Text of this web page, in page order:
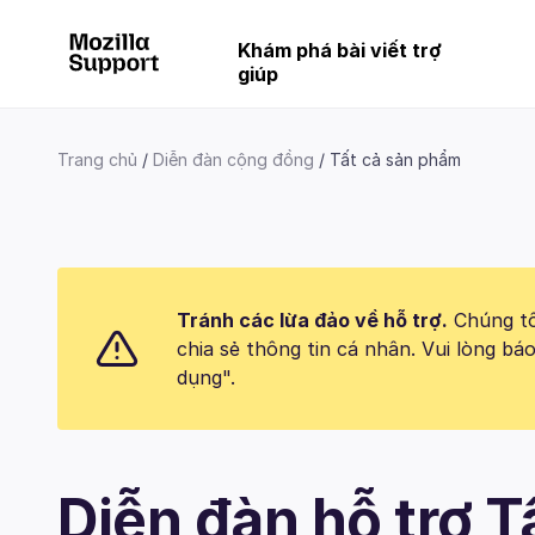
Khám phá bài viết trợ
giúp
Trang chủ Diễn đàn cộng đồng Tất cả sản phẩm
Tránh các lừa đảo về hỗ trợ. Chúng
chia sẻ thông tin cá nhân. Vui lòng
dụng".
Diễn đàn hỗ trợ